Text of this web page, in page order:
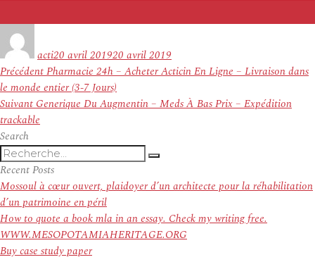
actile
20 avril 201920 avril 2019
Navigation
de
l’article
PrécédentArticle
précédent :
Pharmacie 24h – Acheter Acticin En Ligne – Livraison dans
le monde entier (3-7 Jours)
Suivant Article
suivant :
Generique Du Augmentin – Meds À Bas Prix – Expédition
trackable
Search
Recherche
pour
:
Recherche
Recent Posts
Mossoul à cœur ouvert, plaidoyer d’un architecte pour la réhabilitation
d’un patrimoine en péril
How to quote a book mla in an essay. Check my writing free.
WWW.MESOPOTAMIAHERITAGE.ORG
Buy case study paper